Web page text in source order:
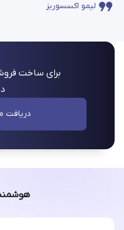
لیمو اکسسوریز
برای ساخت
دریافت